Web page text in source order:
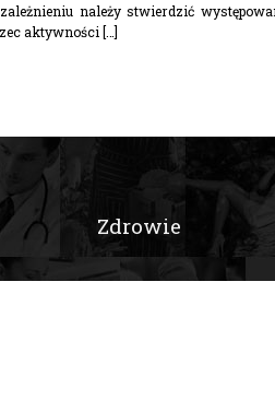
należy stwierdzić
aktywności […]
Zdrowie